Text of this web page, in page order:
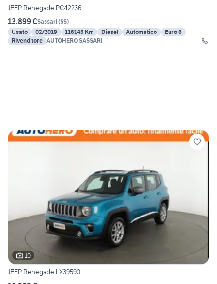
JEEP Renegade PC42236
13.899 €Sassari(SS)
Usato
02/2019 116145 Km Diesel Automatico
Euro 6
Rivenditore AUTOHERO SASSARI
10
JEEP Renegade LX39590